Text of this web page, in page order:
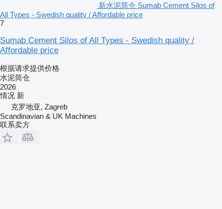
新水泥筒仓 Sumab Cement Silos of
All Types - Swedish quality / Affordable price
7
Sumab Cement Silos of All Types - Swedish quality /
Affordable price
根据请求提供价格
水泥筒仓
2026
情况 新
克罗地亚, Zagreb
Scandinavian & UK Machines
联系卖方